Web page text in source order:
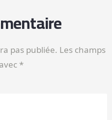
pas publiée. Les champs
*